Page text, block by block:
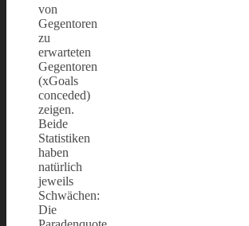
von
Gegentoren
zu
erwarteten
Gegentoren
(xGoals
conceded)
zeigen.
Beide
Statistiken
haben
natürlich
jeweils
Schwächen:
Die